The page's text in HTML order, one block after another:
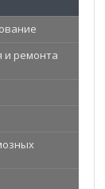
и ремонта